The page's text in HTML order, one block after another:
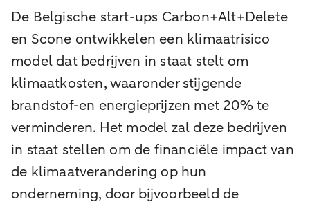
De Belgische start-ups Carbon+Alt+Delete
en Scone ontwikkelen een klimaatrisico
model dat bedrijven in staat stelt om
klimaatkosten, waaronder stijgende
brandstof-en energieprijzen met 20% te
verminderen. Het model zal deze bedrijven
in staat stellen om de financiële impact van
de klimaatverandering op hun
onderneming, door bijvoorbeeld de